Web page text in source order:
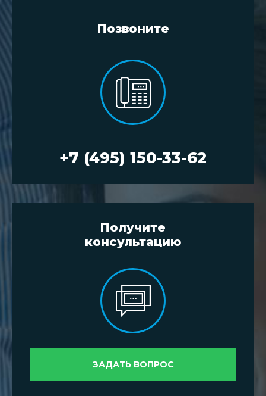
Позвоните
+7 (495) 150-33-62
Получите
консультацию
ЗАДАТЬ ВОПРОС